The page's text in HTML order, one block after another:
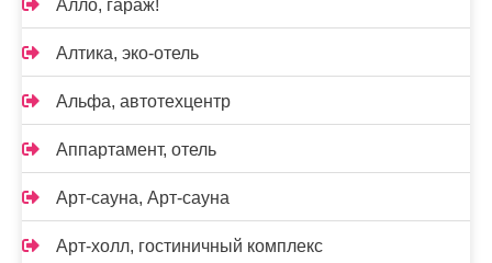
Алло, гараж!
Алтика, эко-отель
Альфа, автотехцентр
Аппартамент, отель
Арт-сауна, Арт-сауна
Арт-холл, гостиничный комплекс